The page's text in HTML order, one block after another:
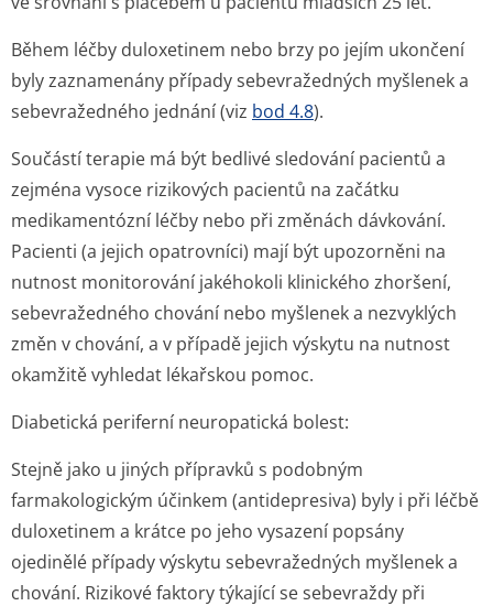
Během léčby duloxetinem nebo brzy po jejím ukončení
byly zaznamenány případy sebevražedných myšlenek a
sebevražedného jednání (viz bod 4.8).
Součástí terapie má být bedlivé sledování pacientů a
zejména vysoce rizikových pacientů na začátku
medikamentózní léčby nebo při změnách dávkování.
Pacienti (a jejich opatrovníci) mají být upozorněni na
nutnost monitorování jakéhokoli klinického zhoršení,
sebevražedného chování nebo myšlenek a nezvyklých
změn v chování, a v případě jejich výskytu na nutnost
okamžitě vyhledat lékařskou pomoc.
Diabetická periferní neuropatická bolest:
Stejně jako u jiných přípravků s podobným
farmakologickým účinkem (antidepresiva) byly i při léčbě
duloxetinem a krátce po jeho vysazení popsány
ojedinělé případy výskytu sebevražedných myšlenek a
chování. Rizikové faktory týkající se sebevraždy při